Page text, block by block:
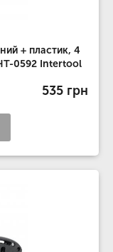
+ пластик, 4
0592 Intertool
535 грн